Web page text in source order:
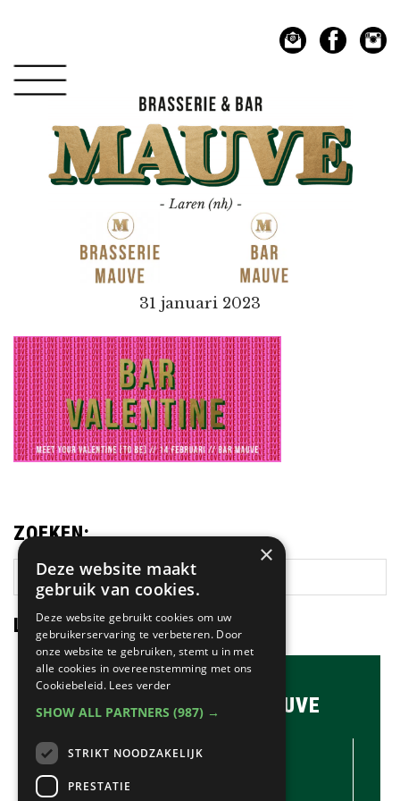
hoofdnavigatie
hoofd
inhoud
Mauve
31 januari 2023
ZOEKEN:
Zoek
op
deze
website
LAATSTE NIEUWS:
BRASSERIE & BAR MAUVE
CONTACTGEGEVENS //
×
Deze website maakt
gebruik van cookies.
Deze website gebruikt cookies om uw
gebruikerservaring te verbeteren. Door
onze website te gebruiken, stemt u in met
alle cookies in overeenstemming met ons
Cookiebeleid. Lees verder
SHOW ALL PARTNERS (987) →
STRIKT NOODZAKELIJK
PRESTATIE